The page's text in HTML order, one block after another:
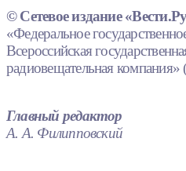
© Сетевое издание
«Федеральное
Всероссийская
радиовещательная
Главный редактор
А. А. Филипповский